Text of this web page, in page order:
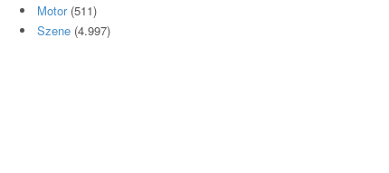
Motor(511)
Szene (4.997)